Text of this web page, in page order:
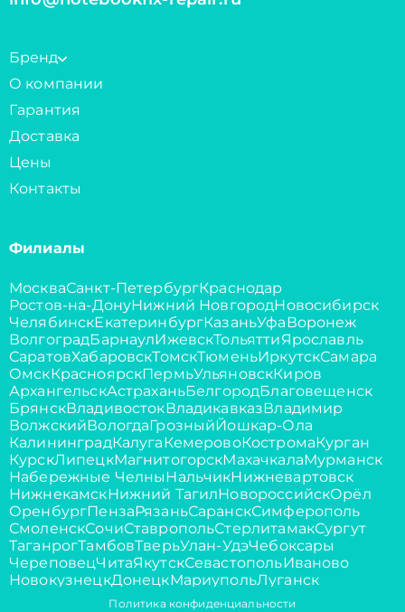
Бренд
О компании
Гарантия
Доставка
Цены
Контакты
Филиалы
МоскваСанкт-ПетербургКраснодар
Ростов-на-ДонуНижний НовгородНовосибирск
ЧелябинскЕкатеринбургКазаньУфаВоронеж
ВолгоградБарнаулИжевскТольяттиЯрославль
СаратовХабаровскТомскТюменьИркутскСамара
ОмскКрасноярскПермьУльяновскКиров
АрхангельскАстраханьБелгородБлаговещенск
БрянскВладивостокВладикавказВладимир
ВолжскийВологдаГрозныйЙошкар-Ола
КалининградКалугаКемеровоКостромаКурган
КурскЛипецкМагнитогорскМахачкалаМурманск
Набережные ЧелныНальчикНижневартовск
НижнекамскНижний ТагилНовороссийскОрёл
ОренбургПензаРязаньСаранскСимферополь
СмоленскСочиСтавропольСтерлитамакСургут
ТаганрогТамбовТверьУлан-УдэЧебоксары
ЧереповецЧитаЯкутскСевастопольИваново
НовокузнецкДонецкМариупольЛуганск
Политика конфиденциальности